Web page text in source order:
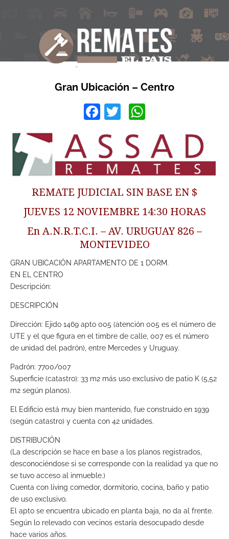
Gran Ubicación – Centro
Facebook
Twitter
REMATE JUDICIAL SIN BASE EN $
JUEVES 12 NOVIEMBRE 14:30 HORAS
En A.N.R.T.C.I. – AV. URUGUAY 826 –
MONTEVIDEO
GRAN UBICACIÓN APARTAMENTO DE 1 DORM.
EN EL CENTRO
Descripción:
DESCRIPCIÓN
Dirección: Ejido 1469 apto 005 (atención 005 es el número de
UTE y el que figura en el timbre de calle, 007 es el número
de unidad del padrón), entre Mercedes y Uruguay.
Padrón: 7700/007
Superficie (catastro): 33 m2 más uso exclusivo de patio K (5,52
m2 según planos).
El Edificio está muy bien mantenido, fue construido en 1939
(según catastro) y cuenta con 42 unidades.
DISTRIBUCIÓN
(La descripción se hace en base a los planos registrados,
desconociéndose si se corresponde con la realidad ya que no
se tuvo acceso al inmueble.)
Cuenta con living comedor, dormitorio, cocina, baño y patio
de uso exclusivo.
El apto se encuentra ubicado en planta baja, no da al frente.
Según lo relevado con vecinos estaría desocupado desde
hace varios años.